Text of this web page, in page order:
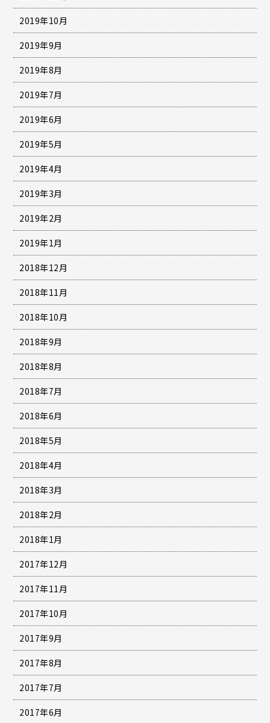
2019年10月
2019年9月
2019年8月
2019年7月
2019年6月
2019年5月
2019年4月
2019年3月
2019年2月
2019年1月
2018年12月
2018年11月
2018年10月
2018年9月
2018年8月
2018年7月
2018年6月
2018年5月
2018年4月
2018年3月
2018年2月
2018年1月
2017年12月
2017年11月
2017年10月
2017年9月
2017年8月
2017年7月
2017年6月